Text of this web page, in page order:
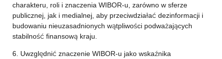
charakteru, roli i znaczenia WIBOR-u, zarówno w sferze
publicznej, jak i medialnej, aby przeciwdziałać dezinformacji i
budowaniu nieuzasadnionych wątpliwości podważających
stabilność finansową kraju.
6. Uwzględnić znaczenie WIBOR-u jako wskaźnika